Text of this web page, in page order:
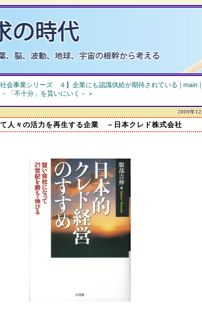
社会事業シリーズ ４】企業にも認識供給が期待されている main
「不十分」を貰いにいく－ »
2009年12
人々の活力を再生する企業 －日本クレド株式会社